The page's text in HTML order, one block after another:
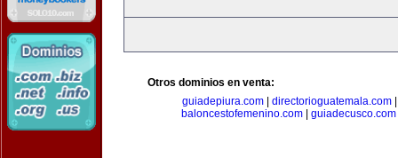
Otros dominios en venta:
guiadepiura.com
directorioguatemala.com
baloncestofemenino.com
guiadecusco.com